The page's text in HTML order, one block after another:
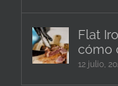
Flat
cómo
12 julio,